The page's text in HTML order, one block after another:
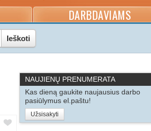
DARBDAVIAMS
Ieškoti
NAUJIENŲ PRENUMERATA
Kas dieną gaukite naujausius darbo
pasiūlymus el.paštu!
Užsisakyti